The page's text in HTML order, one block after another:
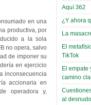
en una
productiva, por
a la sola
no opera, salvo
de imponer su
en ejercicio
inconsecuencia
accionaria en
operadora y,
Leer Más...
“Tuna
toca y
Miércoles,
Leer Más...
Domingo,
Leer Más...
de un
El
Miércoles,
Read
Aquí 362
¿Y ahora
La
El
TikTok
El empate
camino
al desnudo